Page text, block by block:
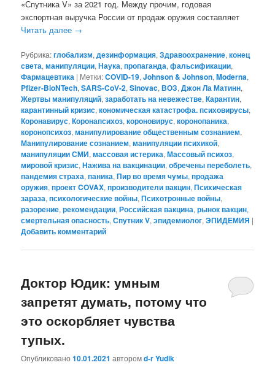
«Спутника V» за 2021 год. Между прочим, годовая
экспортная выручка России от продаж оружия составляет
Читать далее →
Рубрика:глобализм,дезинформация,Здравоохранение,конец
света,манипуляции,Наука,пропаганда,фальсификации,
Фармацевтика | Метки:COVID-19,Johnson & Johnson,Moderna,
Pfizer-BioNTech,SARS-CoV-2,Sinovac,ВОЗ,Джон Ла Матинн,
Жертвы манипуляций,заработать на невежестве,Карантин,
карантинный кризис,кономическая катастрофа. психовирусы,
Коронавирус,Коронапсихоз,короновирус,коронопаника,
коронопсихоз,манипулирование общественным сознанием,
Манипулирование сознанием,манипуляции психикой,
манипуляции СМИ,массовая истерика,Массовый психоз,
мировой кризис,Нажива на вакцинации,обречены переболеть,
пандемия страха,паника,Пир во время чумы,продажа
оружия,проект COVAX,производители вакцин,Психическая
зараза,психологические войны,Психотронные войны,
разорение,рекомендации,Российская вакцина,рынок вакцин,
смертельная опасность,Спутник V,эпидемиолог,ЭПИДЕМИЯ |
Добавить комментарий
Доктор Юдик: умным
запретят думать, потому что
это оскорбляет чувства
тупых.
Опубликовано10.01.2021 авторомd-r Yudik